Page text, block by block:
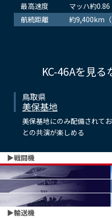
最高速度
マッハ約0.86
航続距離
約9,400km（
KC-46Aを見
鳥取県
美保基地
美保基地にのみ配備されて
との共演が楽しめる
▶︎戦闘機
▶︎輸送機